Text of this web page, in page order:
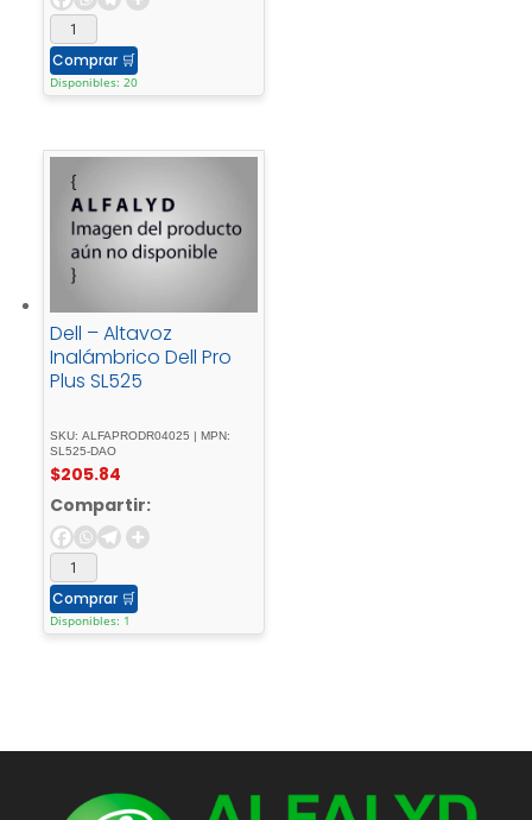
Comprar 🛒
Disponibles: 20
Dell – Altavoz
Inalámbrico Dell Pro
Plus SL525
SKU: ALFAPRODR04025 | MPN:
SL525-DAO
$205.84
Compartir:
Comprar 🛒
Disponibles: 1